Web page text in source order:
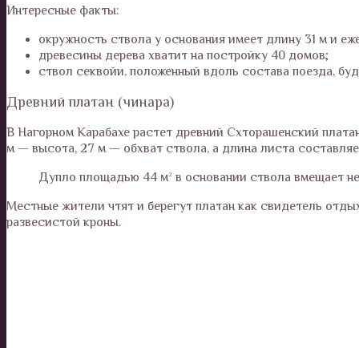
Интересные факты:
окружность ствола у основания имеет длину 31 м и
древесины дерева хватит на постройку 40 домов;
ствол секвойи, положенный вдоль состава поезда,
Древний платан (чинара)
В Нагорном Карабахе растет древний Схторашенский
м — высота, 27 м — обхват ствола, а длина листа
Дупло площадью 44 м² в основании ствола вмещает
Местные жители чтят и берегут платан как свидетель
развесистой кроны.